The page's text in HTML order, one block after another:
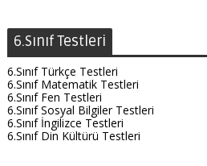
6.Sınıf Testleri
6.Sınıf Türkçe Testleri
6.Sınıf Matematik Testleri
6.Sınıf Fen Testleri
6.Sınıf Sosyal Bilgiler Testleri
6.Sınıf İngilizce Testleri
6.Sınıf Din Kültürü Testleri